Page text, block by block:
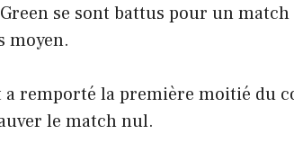
se sont battus pour un
moyen.
remporté la première moitié du
le match nul.